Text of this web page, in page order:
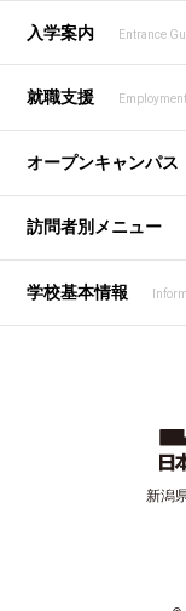
入学案内 Entrance
就職支援 Employment
オープンキャンパス
訪問者別メニュー
学校基本情報
新潟